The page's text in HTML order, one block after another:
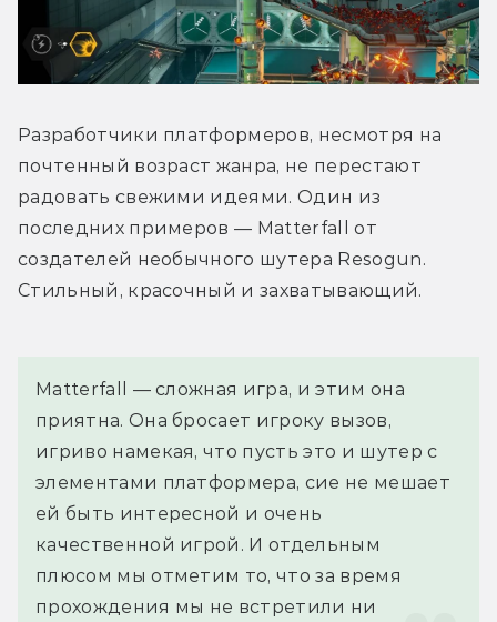
Разработчики платформеров, несмотря на
почтенный возраст жанра, не перестают
радовать свежими идеями. Один из
последних примеров — Matterfall от
создателей необычного шутера Resogun.
Стильный, красочный и захватывающий.
Matterfall — сложная игра, и этим она
приятна. Она бросает игроку вызов,
игриво намекая, что пусть это и шутер с
элементами платформера, сие не мешает
ей быть интересной и очень
качественной игрой. И отдельным
плюсом мы отметим то, что за время
прохождения мы не встретили ни